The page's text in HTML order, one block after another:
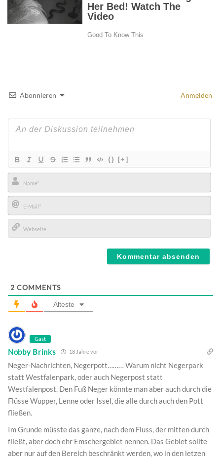
Abonnieren Anmelden
{} [+]
Name*
E-
Mail*
2 COMMENTS
Älteste
Gast
Nobby Brinks 18 Jahre vor
Neger-Nachrichten, Negerpott……… Warum nicht Negerpark
statt Westfalenpark, oder auch Negerpost statt
Westfalenpost. Den Fuß Neger könnte man aber auch durch die
Flüsse Wupper, Lenne oder Issel, die alle durch auch den Pott
fließen.
Im Grunde müsste das ganze, nach dem Fluss, der mitten durch
fließt, aber doch ehr Emschergebiet nennen. Das Gebiet sollte
aber nur auf den Bereich beschränkt werden, wo in den letzen